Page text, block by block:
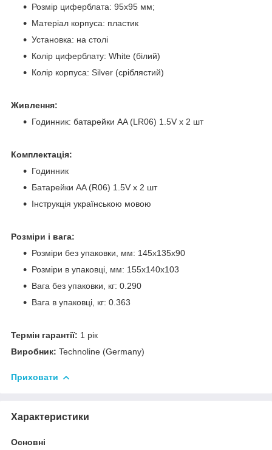
Розмір циферблата: 95x95 мм;
Матеріал корпуса: пластик
Установка: на столі
Колір циферблату: White (білий)
Колір корпуса: Silver (сріблястий)
Живлення:
Годинник: батарейки АA (LR06) 1.5V х 2 шт
Комплектація:
Годинник
Батарейки АA (R06) 1.5V х 2 шт
Інструкція українською мовою
Розміри і вага:
Розміри без упаковки, мм: 145х135х90
Розміри в упаковці, мм: 155х140х103
Вага без упаковки, кг: 0.290
Вага в упаковці, кг: 0.363
Термін гарантії: 1 рік
Виробник: Technoline (Germany)
Приховати
Характеристики
Основні